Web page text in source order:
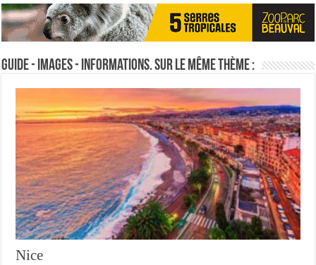
Guide - Images - Informations. Sur le même thème :
Nice